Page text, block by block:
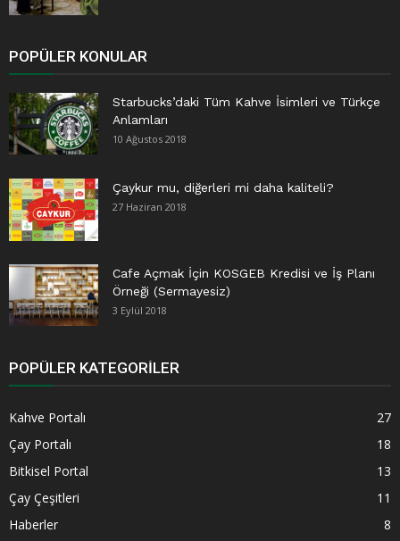
POPÜLER KONULAR
Starbucks’daki Tüm Kahve İsimleri ve Türkçe
Anlamları
10 Ağustos 2018
Çaykur mu, diğerleri mi daha kaliteli?
27 Haziran 2018
Cafe Açmak İçin KOSGEB Kredisi ve İş Planı
Örneği (Sermayesiz)
3 Eylül 2018
POPÜLER KATEGORILER
Kahve Portalı
27
Çay Portalı
18
Bitkisel Portal
13
Çay Çeşitleri
11
Haberler
8